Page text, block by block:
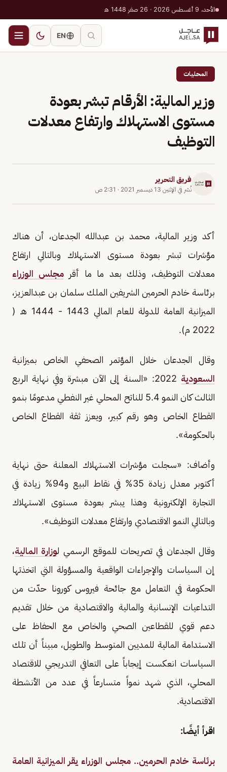
الأحد، 9 أغسطس 2026 · 26 صفر 1448 هـ
EN
المحليات
وزير المالية: الأرقام تبشر بعودة
مستوى الاستهلاك وارتفاع معدلات
التوظيف
فريق التحرير
نُشر في الإثنين 13 ديسمبر 2021 · 2:31 ص
أكد وزير المالية، محمد بن عبدالله الجدعان، أن هناك
مؤشرات تبشر بعودة مستوى الاستهلاك وبالتالي ارتفاع
معدلات التوظيف، وذلك بعد ما ما أقرمجلس الوزراء
برئاسة خادم الحرمين الشريفين الملك سلمان بن عبدالعزيز،
الميزانية العامة للدولة للعام المالي 1443 - 1444 هـ (
2022 م).
وقال الجدعان خلال المؤتمر الصحفي الخاص بميزانية
السعودية
2022: «السنة إلى الآن مبشرة وفي نهاية الربع
الثالث كان النمو 5.4 للناتح المحلي غير النفطي مدعومًا بنمو
القطاع الخاص وهو رقم كبير، ويعزز ثقة القطاع الخاص
بالحكومة».
وأضاف: «سجلت مؤشرات الاستهلاك المعلنة حتى نهاية
أكتوبر معدل زيادة 35% في نقاط البيع و94% زيادة في
التجارة الإلكترونية وهذا يبشر بعودة مستوى الاستهلاك
وبالتالي النمو الاقتصادي وارتفاع معدلات التوظيف».
وقال الجدعان في تصريحات للموقع الرسمي لوزارة المالية،
إن السياسات والإجراءات الواقعية والمسؤولة التي اتخذتها
الحكومة في التعامل مع جائحة فيروس كورونا حدّت من
التداعيات الإنسانية والمالية والاقتصادية من خلال تقديم
دعم قوي للقطاعين الصحي والخاص مع الحفاظ على
الاستدامة المالية للمديين المتوسط والطويل، مبيناً أن تلك
السياسات انعكست إيجاباً على التعافي التدريجي للاقتصاد
المحلي، الذي شهد نمواً متسارعاً في عدد من الأنشطة
الاقتصادية.
اقرأ أيضًا:
برئاسة خادم الحرمين.. مجلس الوزراء يقر الميزانية العامة